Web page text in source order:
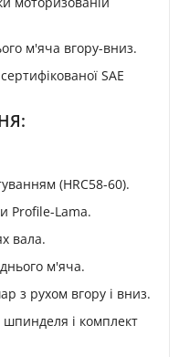
м'яча вгору-вниз.
SAE
(HRC58-60).
Profile-Lama.
вала.
м'яча.
з рухом вгору і вниз.
шпинделя і комплект